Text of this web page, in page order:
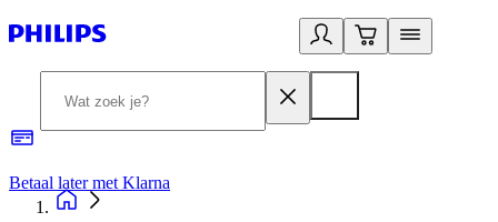
Betaal later met Klarna